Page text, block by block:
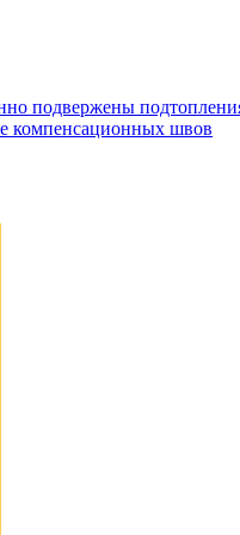
подвержены
компенсационных швов